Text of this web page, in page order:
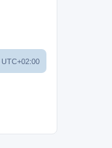
UTC+02:00